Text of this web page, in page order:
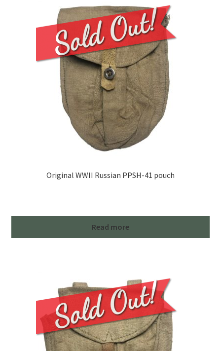
Original WWII Russian PPSH-41 pouch
Read more